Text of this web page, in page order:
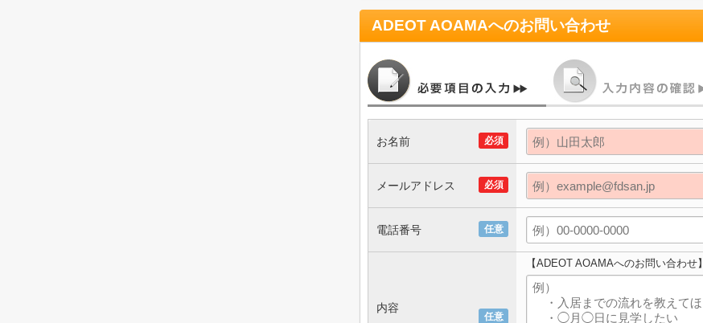
ADEOT AOAMAへのお問い合わせ
必須
お名前
必須
メールアドレス
任意
電話番号
任意
内容
【ADEOT AOAMAへのお問い合わせ】